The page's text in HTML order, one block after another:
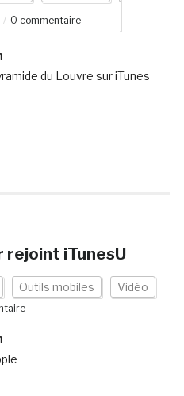
0 commentaire
du Louvre sur iTunes
rejoint iTunesU
Outils mobiles Vidéo